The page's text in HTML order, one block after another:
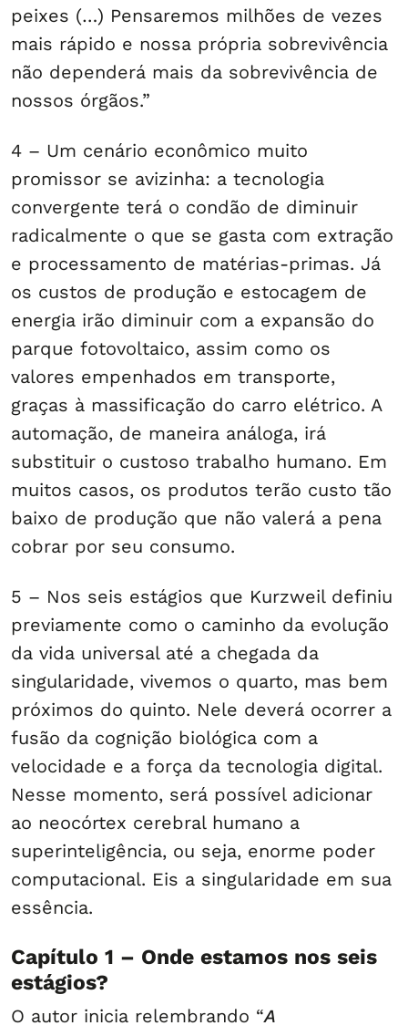
peixes (…) Pensaremos milhões de vezes
mais rápido e nossa própria sobrevivência
não dependerá mais da sobrevivência de
nossos órgãos.”
4 – Um cenário econômico muito
promissor se avizinha: a tecnologia
convergente terá o condão de diminuir
radicalmente o que se gasta com extração
e processamento de matérias-primas. Já
os custos de produção e estocagem de
energia irão diminuir com a expansão do
parque fotovoltaico, assim como os
valores empenhados em transporte,
graças à massificação do carro elétrico. A
automação, de maneira análoga, irá
substituir o custoso trabalho humano. Em
muitos casos, os produtos terão custo tão
baixo de produção que não valerá a pena
cobrar por seu consumo.
5 – Nos seis estágios que Kurzweil definiu
previamente como o caminho da evolução
da vida universal até a chegada da
singularidade, vivemos o quarto, mas bem
próximos do quinto. Nele deverá ocorrer a
fusão da cognição biológica com a
velocidade e a força da tecnologia digital.
Nesse momento, será possível adicionar
ao neocórtex cerebral humano a
superinteligência, ou seja, enorme poder
computacional. Eis a singularidade em sua
essência.
Capítulo 1 – Onde estamos nos seis
estágios?
O autor inicia relembrando “A